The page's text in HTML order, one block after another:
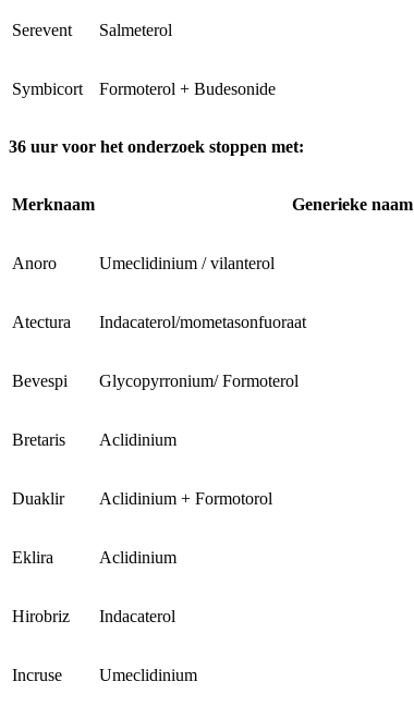
Serevent Salmeterol
Symbicort Formoterol + Budesonide
36 uur voor het onderzoek stoppen met:
Merknaam Generieke naam
Anoro Umeclidinium / vilanterol
Atectura Indacaterol/mometasonfuoraat
Bevespi Glycopyrronium/ Formoterol
Bretaris Aclidinium
Duaklir Aclidinium + Formotorol
Eklira Aclidinium
Hirobriz Indacaterol
Incruse Umeclidinium